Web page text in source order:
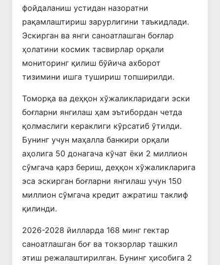
фойдаланиш устидан назоратни
рақамлаштириш зарурлигини таъкидлади.
Эскирган ва янги саноатлашган боғлар
ҳолатини космик тасвирлар орқали
мониторинг қилиш бўйича ахборот
тизимини ишга тушириш топширилди.
Томорқа ва деҳқон хўжаликларидаги эски
боғларни янгилаш ҳам эътибордан четда
қолмаслиги кераклиги кўрсатиб ўтилди.
Бунинг учун маҳалла банкири орқали
аҳолига 50 донагача кўчат ёки 2 миллион
сўмгача қарз бериш, деҳқон хўжаликларига
эса эскирган боғларни янгилаш учун 150
миллион сўмгача кредит ажратиш таклиф
қилинди.
2026-2028 йилларда 168 минг гектар
саноатлашган боғ ва токзорлар ташкил
этиш режалаштирилган. Бунинг ҳисобига 2